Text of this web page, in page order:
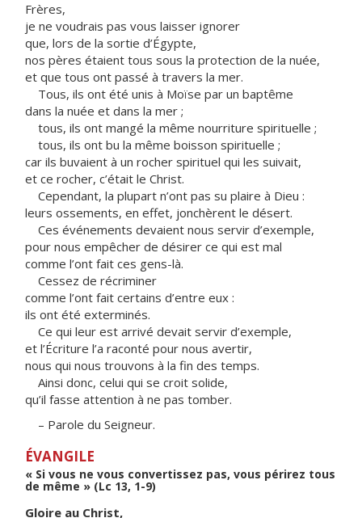
Frères,
je ne voudrais pas vous laisser ignorer
que, lors de la sortie d’Égypte,
nos pères étaient tous sous la protection de la nuée,
et que tous ont passé à travers la mer.
Tous, ils ont été unis à Moïse par un baptême
dans la nuée et dans la mer ;
tous, ils ont mangé la même nourriture spirituelle ;
tous, ils ont bu la même boisson spirituelle ;
car ils buvaient à un rocher spirituel qui les suivait,
et ce rocher, c’était le Christ.
Cependant, la plupart n’ont pas su plaire à Dieu :
leurs ossements, en effet, jonchèrent le désert.
Ces événements devaient nous servir d’exemple,
pour nous empêcher de désirer ce qui est mal
comme l’ont fait ces gens-là.
Cessez de récriminer
comme l’ont fait certains d’entre eux :
ils ont été exterminés.
Ce qui leur est arrivé devait servir d’exemple,
et l’Écriture l’a raconté pour nous avertir,
nous qui nous trouvons à la fin des temps.
Ainsi donc, celui qui se croit solide,
qu’il fasse attention à ne pas tomber.
– Parole du Seigneur.
ÉVANGILE
« Si vous ne vous convertissez pas, vous périrez tous
de même » (Lc 13, 1-9)
Gloire au Christ,